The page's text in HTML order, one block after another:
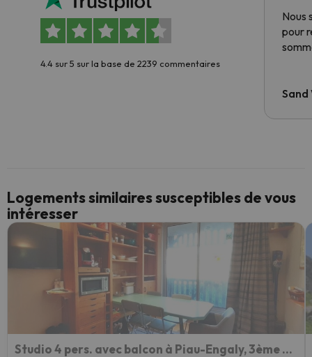
4.4 sur 5 sur la base de 2239 commentaires
Nous
pour
Sand
Logements similaires susceptibles de vous
intéresser
Studio 4 pers. avec balcon à Piau-Engaly, 3ème étage, ascenseur, casier à ski - FR-1-457-331